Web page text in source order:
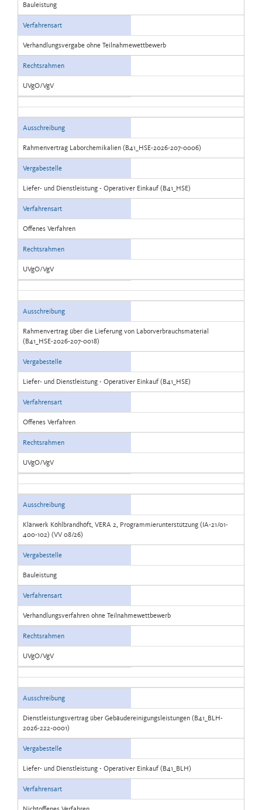
Bauleistung
Verfahrensart
Verhandlungsvergabe ohne Teilnahmewettbewerb
Rechtsrahmen
UVgO/VgV
Ausschreibung
Rahmenvertrag Laborchemikalien (B41_HSE-2026-207-0006)
Vergabestelle
Liefer- und Dienstleistung - Operativer Einkauf (B41_HSE)
Verfahrensart
Offenes Verfahren
Rechtsrahmen
UVgO/VgV
Ausschreibung
Rahmenvertrag über die Lieferung von Laborverbrauchsmaterial
(B41_HSE-2026-207-0018)
Vergabestelle
Liefer- und Dienstleistung - Operativer Einkauf (B41_HSE)
Verfahrensart
Offenes Verfahren
Rechtsrahmen
UVgO/VgV
Ausschreibung
Klärwerk Köhlbrandhöft, VERA 2, Programmierunterstützung (IA-21/01-
400-102) (VV 08/26)
Vergabestelle
Bauleistung
Verfahrensart
Verhandlungsverfahren ohne Teilnahmewettbewerb
Rechtsrahmen
UVgO/VgV
Ausschreibung
Dienstleistungsvertrag über Gebäudereinigungsleistungen (B41_BLH-
2026-222-0001)
Vergabestelle
Liefer- und Dienstleistung - Operativer Einkauf (B41_BLH)
Verfahrensart